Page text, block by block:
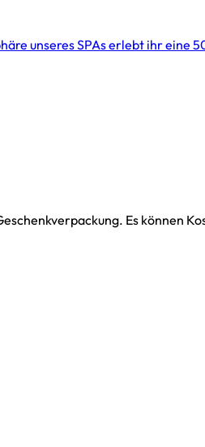
unseres SPAs erlebt ihr
Es können